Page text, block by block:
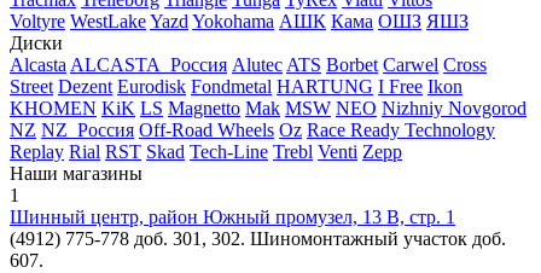
Voltyre WestLakeYazdYokohama АШК Кама ОШЗ ЯШЗ
Диски
AlcastaALCASTA_Россия AlutecATS Borbet Carwel Cross
Street Dezent Eurodisk Fondmetal HARTUNG I Free Ikon
KHOMEN KiK LS Magnetto Mak MSW NEO Nizhniy Novgorod
NZ NZ_Россия Off-Road Wheels Oz Race Ready Technology
Replay Rial RST Skad Tech-Line Trebl Venti Zepp
Наши магазины
1
Шинный центр, район Южный промузел, 13 В, стр. 1
(4912) 775-778 доб. 301, 302. Шиномонтажный участок доб.
607.